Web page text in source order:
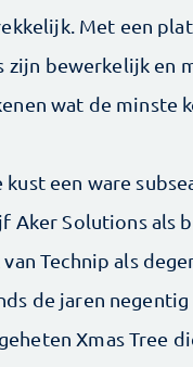
Met een
bewerkelijk en
wat de minste
een ware
Aker Solutions als
Technip als
de jaren
Xmas Tree